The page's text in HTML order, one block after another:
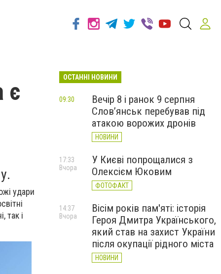
є
удари
так і
ОСТАННІ НОВИНИ
Вечір 8 і ранок 9 серпня
Слов’янськ перебував під
атакою ворожих дронів
НОВИНИ
09:30
У Києві попрощалися з
Олексієм Юковим
ФОТОФАКТ
17:33
Вчора
Вісім років пам'яті: історія
Героя Дмитра Українського,
який став на захист України
після окупації рідного міста
НОВИНИ
14:37
Вчора